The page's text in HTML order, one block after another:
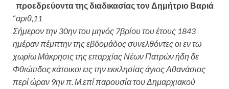
προεδρεύοντα της διαδικασίαςτον Δημήτριο Βαριά
“αριθ,11
Σήμερον την 30ην του μηνός 7βρίου του έτους 1843
ημέραν πέμπτην της εβδομάδος συνελθόντες οι εν τω
χωρίω Μάκρησις της επαρχίας Νέων Πατρών ήδη δε
Φθιώτιδος κάτοικοι εις την εκκλησίας άγιος Αθανάσιος
περί ώραν 9ην π. Μ.επί παρουσία του Δημαρχιακού